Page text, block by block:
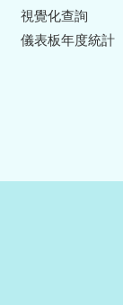
視覺化查詢
儀表板年度統計